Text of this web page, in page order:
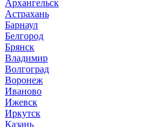
Архангельск
Астрахань
Барнаул
Белгород
Брянск
Владимир
Волгоград
Воронеж
Иваново
Ижевск
Иркутск
Казань